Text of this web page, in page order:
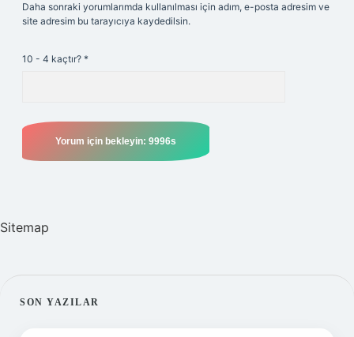
Daha sonraki yorumlarımda kullanılması için adım, e-posta adresim ve
site adresim bu tarayıcıya kaydedilsin.
10 - 4 kaçtır? *
Sitemap
SIDEBAR
SON YAZILAR